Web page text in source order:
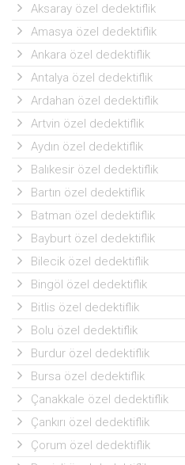
Aksaray özel dedektiflik
Amasya özel dedektiflik
Ankara özel dedektiflik
Antalya özel dedektiflik
Ardahan özel dedektiflik
Artvin özel dedektiflik
Aydın özel dedektiflik
Balıkesir özel dedektiflik
Bartın özel dedektiflik
Batman özel dedektiflik
Bayburt özel dedektiflik
Bilecik özel dedektiflik
Bingöl özel dedektiflik
Bitlis özel dedektiflik
Bolu özel dedektiflik
Burdur özel dedektiflik
Bursa özel dedektiflik
Çanakkale özel dedektiflik
Çankırı özel dedektiflik
Çorum özel dedektiflik